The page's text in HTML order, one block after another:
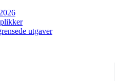
utgaver